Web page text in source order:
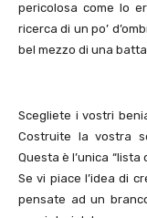
pericolosa come lo
ricerca di un po’
bel mezzo di una
Scegliete i vostri
Costruite la vostra
Questa è l’unica
Se vi piace l’idea di
pensate ad un